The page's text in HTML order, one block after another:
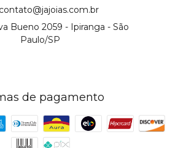
contato@jajoias.com.br
Bueno 2059 - Ipiranga - São
Paulo/SP
de pagamento